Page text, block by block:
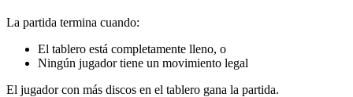
La partida termina cuando:
El tablero está completamente lleno, o
Ningún jugador tiene un movimiento legal
El jugador con más discos en el tablero gana la partida.